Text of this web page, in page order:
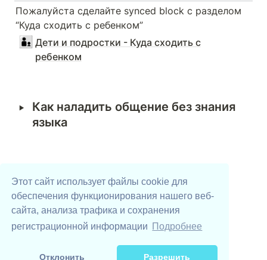
Этот сайт использует файлы cookie для
обеспечения функционирования нашего веб-
сайта, анализа трафика и сохранения
регистрационной информации
Подробнее
Отклонить Разрешить
Пожалуйста сделайте synced block с разделом
“Куда сходить с ребенком”
👨‍👦 Дети и подростки - Куда сходить с
ребенком
‣
Как наладить общение без знания
языка
Digital Volunteers UAhelp YouTube
UAhelp TikTok Телеграм-бот DSEE